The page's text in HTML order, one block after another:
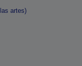
artes)